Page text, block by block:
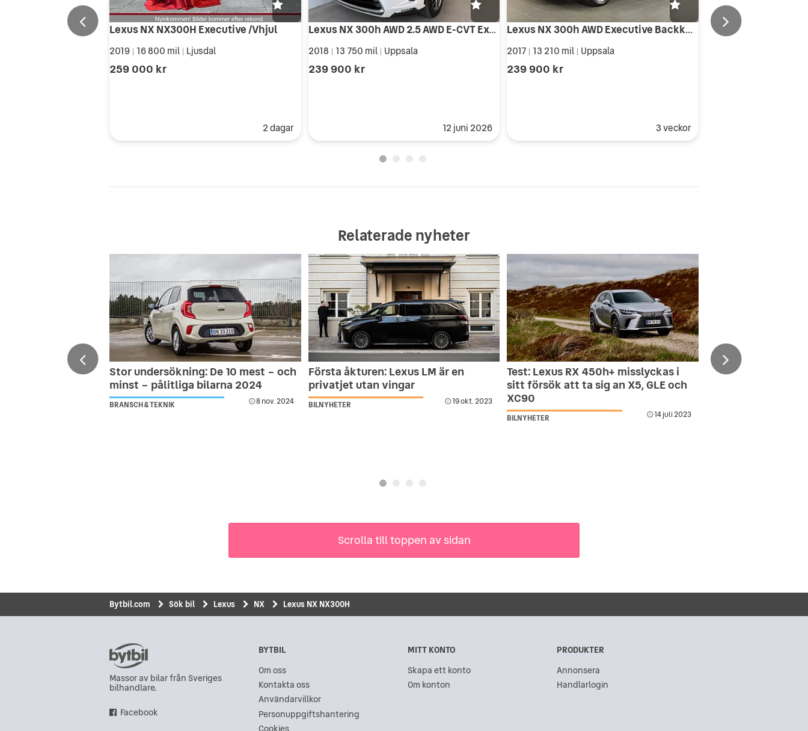
Lexus NX NX300H Executive /Vhjul
2019 16 800 mil Ljusdal
259 000 kr
2 dagar
Lexus NX 300h AWD 2.5 AWD E-CVT Executive Euro 6
2018 | 13 750 mil | Uppsala
239 900 kr
12 juni 2026
Lexus NX 300h AWD Executive Backkamera Skinn
2017 13 210 mil Uppsala
239 900 kr
3 veckor
Relaterade nyheter
Stor undersökning: De 10 mest – och
minst – pålitliga bilarna 2024
BRANSCH & TEKNIK 8 nov. 2024
Första åkturen: Lexus LM är en
privatjet utan vingar
BILNYHETER 19 okt. 2023
Test: Lexus RX 450h+ misslyckas i
sitt försök att ta sig an X5, GLE och
XC90
BILNYHETER 14 juli 2023
Scrolla till toppen av sidan
Bytbil.com Sök bil Lexus NX Lexus NX NX300H
Massor av bilar från Sveriges
bilhandlare.
Facebook
BYTBIL
Om oss
Kontakta oss
Användarvillkor
Personuppgiftshantering
MITT KONTO
Skapa ett konto
Om konton
PRODUKTER
Annonsera
Handlarlogin